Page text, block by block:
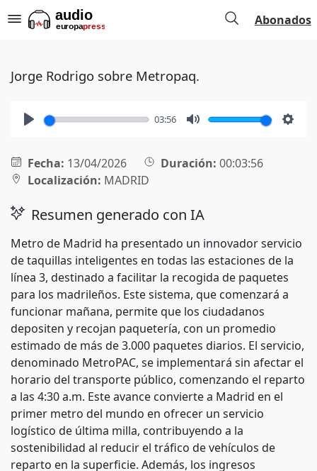
Abonados
Jorge Rodrigo sobre Metropaq.
03:56
Fecha: 13/04/2026 Duración: 00:03:56
Localización: MADRID
Resumen generado con IA
Metro de Madrid ha presentado un innovador servicio
de taquillas inteligentes en todas las estaciones de la
línea 3, destinado a facilitar la recogida de paquetes
para los madrileños. Este sistema, que comenzará a
funcionar mañana, permite que los ciudadanos
depositen y recojan paquetería, con un promedio
estimado de más de 3.000 paquetes diarios. El servicio,
denominado MetroPAC, se implementará sin afectar el
horario del transporte público, comenzando el reparto
a las 4:30 a.m. Este avance convierte a Madrid en el
primer metro del mundo en ofrecer un servicio
logístico de última milla, contribuyendo a la
sostenibilidad al reducir el tráfico de vehículos de
reparto en la superficie. Además, los ingresos